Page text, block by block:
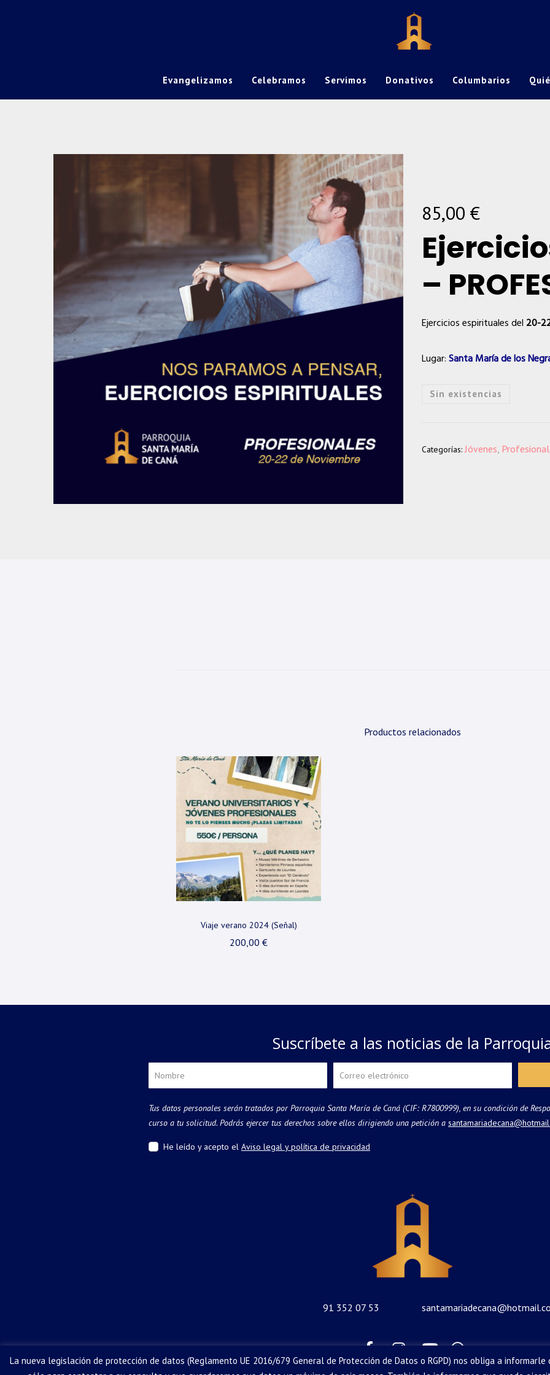
Evangelizamos Celebramos Servimos Donativos Columbarios
85,00 €
–
Ejercicios espirituales del 20-
Lugar:Santa María de los
Sin existencias
Categorías: Jóvenes,
Productos relacionados
Viaje verano 2024 (Señal)
200,00 €
Suscríbete a las noticias de la
Tus datos personales serán tratados por Parroquia Santa María de Caná (CIF: R7800999), en su condición de
curso a tu solicitud. Podrás ejercer tus derechos sobre ellos dirigiendo una petición a
He leído y acepto el Aviso legal y política de privacidad
91 352 07 53
La nueva legislación de protección de datos (Reglamento UE 2016/679 General de Protección de Datos o RGPD) nos obliga a